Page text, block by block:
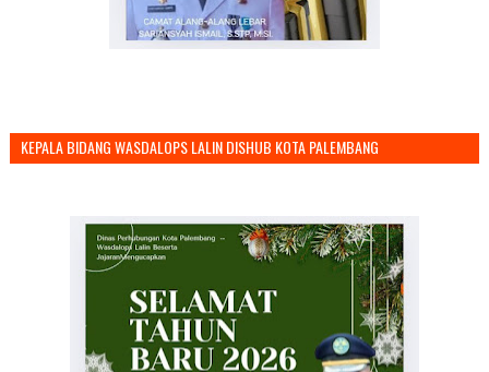
KEPALA BIDANG WASDALOPS LALIN DISHUB KOTA PALEMBANG